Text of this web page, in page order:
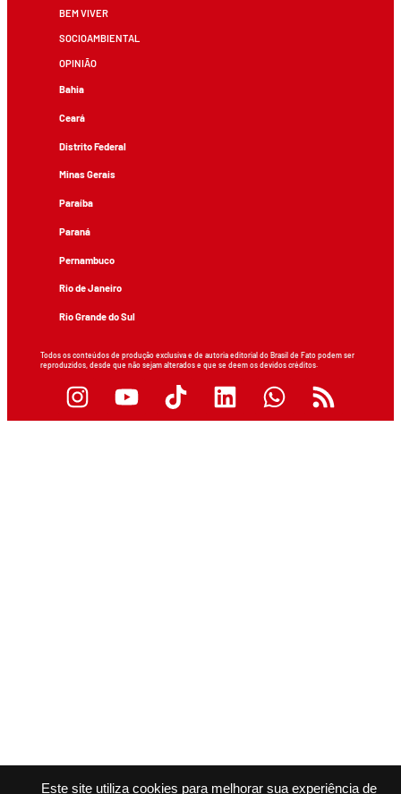
Este site utiliza cookies para melhorar sua experiência de
BEM VIVER
SOCIOAMBIENTAL
OPINIÃO
Bahia
Ceará
Distrito Federal
Minas Gerais
Paraíba
Paraná
Pernambuco
Rio de Janeiro
Rio Grande do Sul
Todos os conteúdos de produção exclusiva e de autoria editorial do Brasil de Fato podem ser
reproduzidos, desde que não sejam alterados e que se deem os devidos créditos.